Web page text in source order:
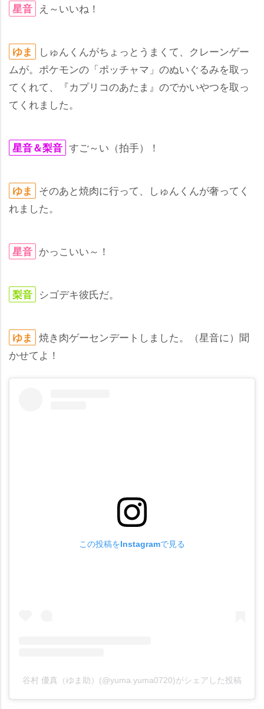
星音 え～いいね！
ゆま
しゅんくんがちょっとうまくて、クレーンゲー
ムが。ポケモンの「ポッチャマ」のぬいぐるみを取っ
てくれて、『カプリコのあたま』のでかいやつを取っ
てくれました。
星音＆梨音 すご～い（拍手）！
ゆま
そのあと焼肉に行って、しゅんくんが奢ってく
れました。
星音 かっこいい～！
梨音 シゴデキ彼氏だ。
ゆま 焼き肉ゲーセンデートしました。（星音に）聞
かせてよ！
この投稿をInstagramで見る
谷村 優真（ゆま助）(@yuma.yuma0720)がシェアした投稿